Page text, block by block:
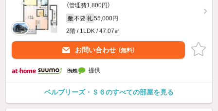
（管理費1,800円）
敷 不要 礼 55,000円
2階 / 1LDK / 47.07㎡
お問い合わせ （無料）
提供
ベルブリーズ・Ｓ６のすべての部屋を見る